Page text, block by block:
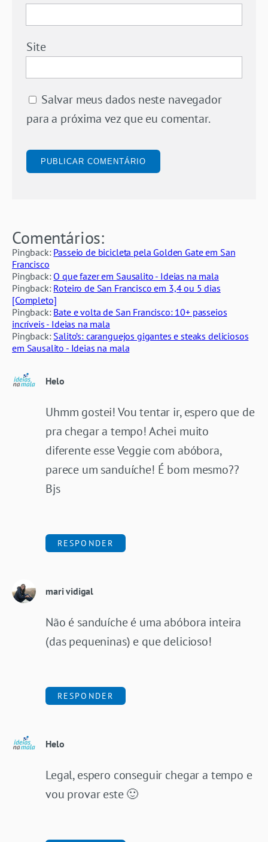
Site
Salvar meus dados neste navegador
para a próxima vez que eu comentar.
Comentários:
Pingback: Passeio de bicicleta pela Golden Gate em San
Francisco
Pingback:O que fazer em Sausalito - Ideias na mala
Pingback: Roteiro de San Francisco em 3,4 ou 5 dias
[Completo]
Pingback: Bate e volta de San Francisco: 10+ passeios
incríveis - Ideias na mala
Pingback: Salito’s: caranguejos gigantes e steaks deliciosos
em Sausalito - Ideias na mala
Helo
Uhmm gostei! Vou tentar ir, espero que de
pra chegar a tempo! Achei muito
diferente esse Veggie com abóbora,
parece um sanduíche! É bom mesmo??
Bjs
RESPONDER
mari vidigal
Não é sanduíche é uma abóbora inteira
(das pequeninas) e que delicioso!
RESPONDER
Helo
Legal, espero conseguir chegar a tempo e
vou provar este 🙂